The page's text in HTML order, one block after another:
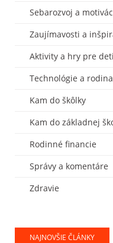
Sebarozvoj a
Zaujímavosti a
Aktivity a hry pre deti
Technológie a rodina
Kam do škôlky
Kam do základnej
Rodinné financie
Správy a komentáre
Zdravie
NAJNOVŠIE ČLÁNKY